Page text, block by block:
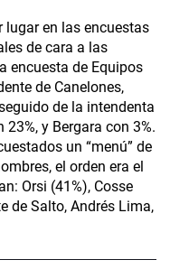
lugar en las encuestas
de cara a las
encuesta de Equipos
de Canelones,
de la intendenta
y Bergara con 3%.
un “menú” de
el orden era el
Orsi (41%), Cosse
de Salto, Andrés Lima,